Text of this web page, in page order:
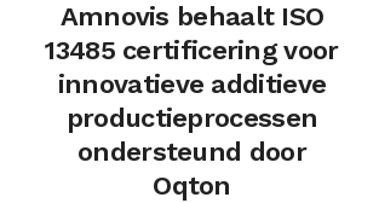
Amnovis behaalt ISO
13485 certificering voor
innovatieve additieve
productieprocessen
ondersteund door
Oqton